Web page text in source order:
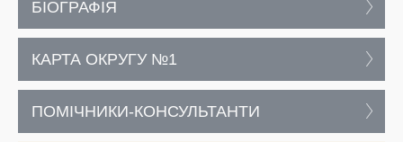
БІОГРАФІЯ
КАРТА ОКРУГУ №1
ПОМІЧНИКИ-КОНСУЛЬТАНТИ